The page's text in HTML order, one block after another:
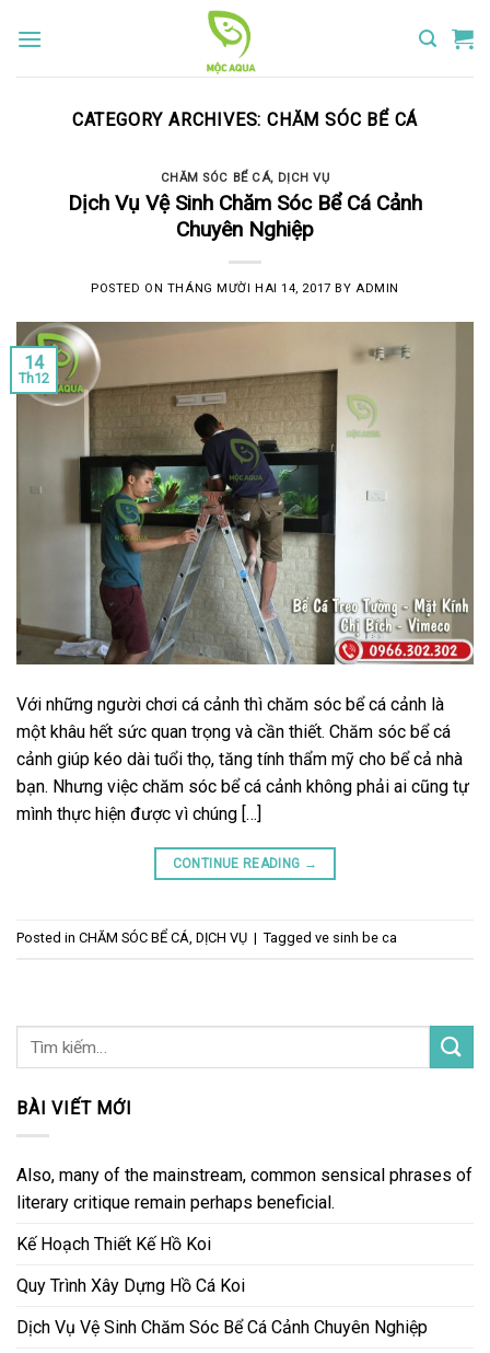
CATEGORY ARCHIVES: CHĂM SÓC BỂ CÁ
CHĂM SÓC BỂ CÁ, DỊCH VỤ
Dịch Vụ Vệ Sinh Chăm Sóc Bể Cá Cảnh
Chuyên Nghiệp
POSTED ON THÁNG MƯỜI HAI 14, 2017 BY ADMIN
14
Th12
Với những người chơi cá cảnh thì chăm sóc bể cá cảnh là
một khâu hết sức quan trọng và cần thiết. Chăm sóc bể cá
cảnh giúp kéo dài tuổi thọ, tăng tính thẩm mỹ cho bể cả nhà
bạn. Nhưng việc chăm sóc bể cá cảnh không phải ai cũng tự
mình thực hiện được vì chúng […]
CONTINUE READING →
Posted in CHĂM SÓC BỂ CÁ, DỊCH VỤ | Tagged ve sinh be ca
BÀI VIẾT MỚI
Also, many of the mainstream, common sensical phrases of
literary critique remain perhaps beneficial.
Kế Hoạch Thiết Kế Hồ Koi
Quy Trình Xây Dựng Hồ Cá Koi
Dịch Vụ Vệ Sinh Chăm Sóc Bể Cá Cảnh Chuyên Nghiệp